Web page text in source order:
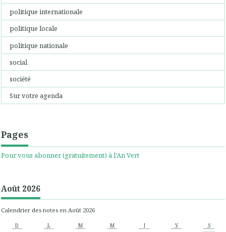
politique internationale
politique locale
politique nationale
social
société
Sur votre agenda
Pages
Pour vous abonner (gratuitement) à l'An Vert
Août 2026
Calendrier des notes en Août 2026
D L M M J V S